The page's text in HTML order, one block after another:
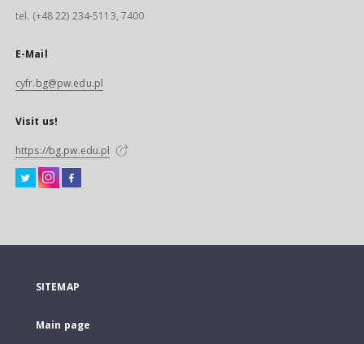
tel. (+48 22) 234-5113, 7400
E-Mail
cyfr.bg@pw.edu.pl
Visit us!
https://bg.pw.edu.pl
SITEMAP
Main page